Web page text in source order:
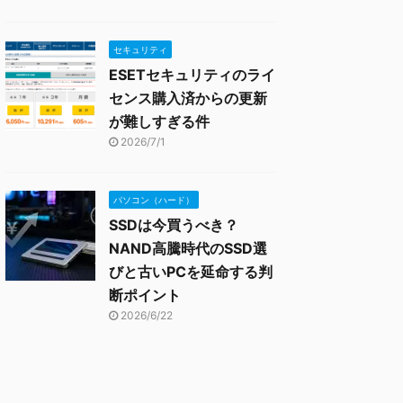
セキュリティ
ESETセキュリティのライ
センス購入済からの更新
が難しすぎる件
2026/7/1
パソコン（ハード）
SSDは今買うべき？
NAND高騰時代のSSD選
びと古いPCを延命する判
断ポイント
2026/6/22